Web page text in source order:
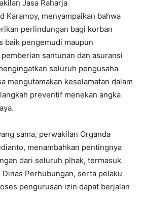
Jasa Raharja
Karamoy, menyampaikan bahwa
perlindungan bagi korban
baik pengemudi maupun
santunan dan asuransi
seluruh pengusaha
mengutamakan keselamatan dalam
preventif menekan angka
sama, perwakilan Organda
menambahkan pentingnya
dari seluruh pihak, termasuk
Perhubungan, serta pelaku
pengurusan izin dapat berjalan